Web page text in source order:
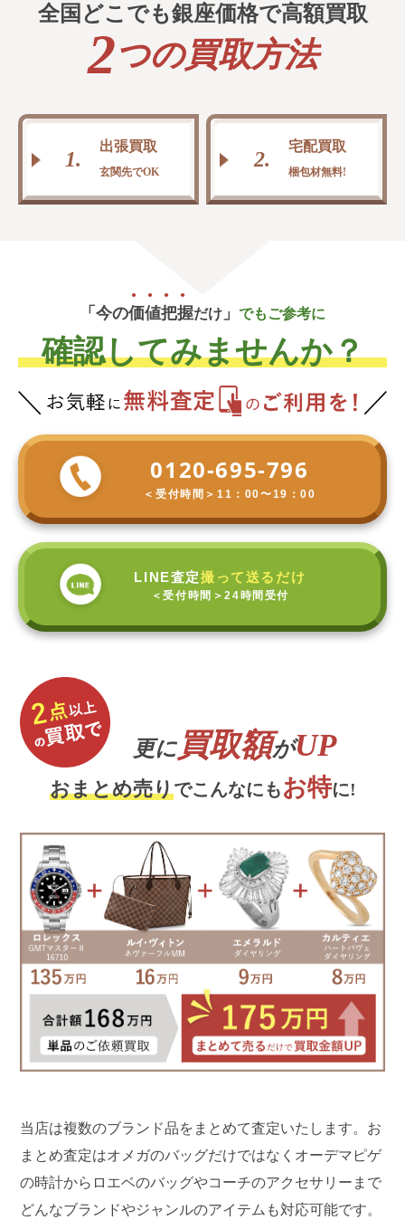
全国どこでも銀座価格で高額買取
2つの買取方法
1.
出張買取
玄関先でOK
2.
宅配買取
梱包材無料!
「今の価値把握だけ 」 でもご参考に
確認してみませんか？
0120-695-796
＜受付時間＞ 11：00〜19：00
LINE査定撮って送るだけ
＜受付時間＞24時間受付
更に買取額がUP
おまとめ売りでこんなにもお特に!
当店は複数のブランド品をまとめて査定いたします。お
まとめ査定はオメガのバッグだけではなくオーデマピゲ
の時計からロエベのバッグやコーチのアクセサリーまで
どんなブランドやジャンルのアイテムも対応可能です。